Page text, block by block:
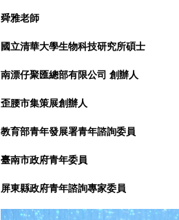
舜雅老師
國立清華大學生物科技研究所碩士
南漂仔聚匯總部有限公司 創辦人
歪腰市集策展創辦人
教育部青年發展署青年諮詢委員
臺南市政府青年委員
屏東縣政府青年諮詢專家委員